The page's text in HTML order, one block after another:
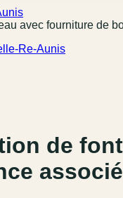
avec fourniture de
Re-Aunis
de